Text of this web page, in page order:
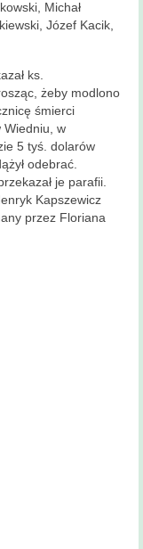
Michał
Józef Kacik,
ks.
żeby modlono
śmierci
Wiedniu, w
5 tyś. dolarów
odebrać.
je parafii.
Kapszewicz
przez Floriana